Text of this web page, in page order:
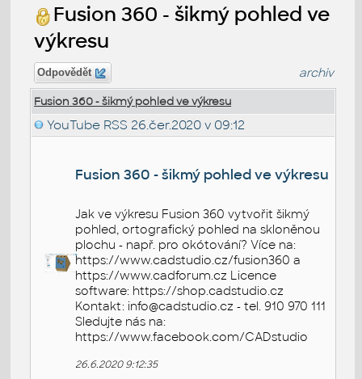
Fusion 360 - šikmý pohled ve
výkresu
Odpovědět archiv
Fusion 360 - šikmý pohled ve výkresu
YouTube RSS 26.čer.2020 v 09:12
Fusion 360 - šikmý pohled ve výkresu
Jak ve výkresu Fusion 360 vytvořit šikmý
pohled, ortografický pohled na skloněnou
plochu - např. pro okótování? Více na:
https://www.cadstudio.cz/fusion360 a
https://www.cadforum.cz Licence
software: https://shop.cadstudio.cz
Kontakt: info@cadstudio.cz - tel. 910 970 111
Sledujte nás na:
https://www.facebook.com/CADstudio
26.6.2020 9:12:35